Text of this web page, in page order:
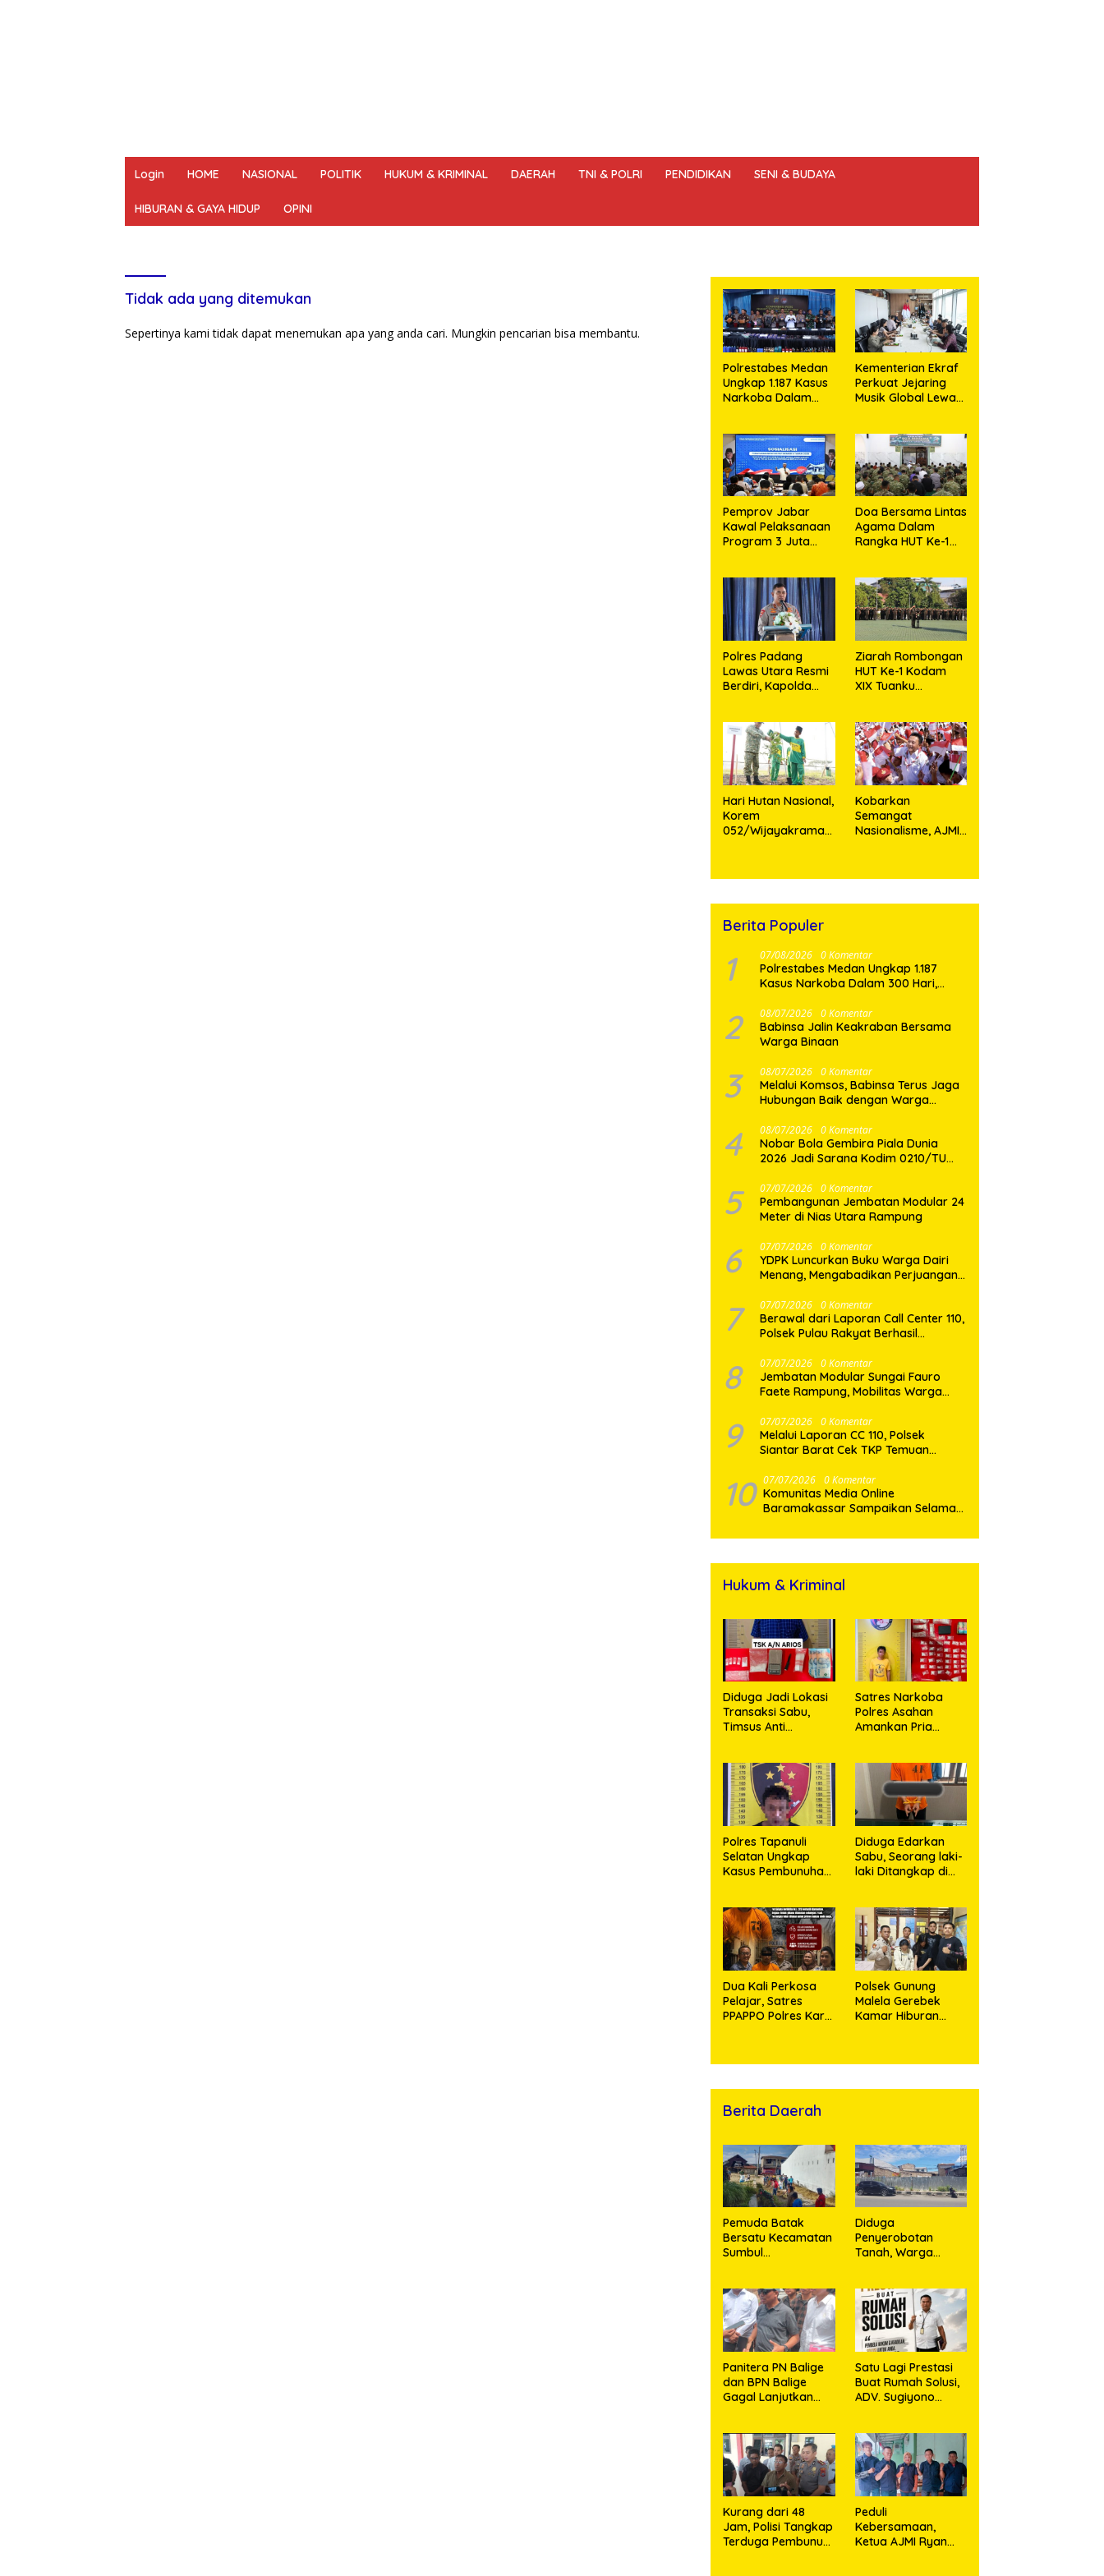
Login HOME NASIONAL POLITIK HUKUM & KRIMINAL DAERAH TNI & POLRI PENDIDIKAN SENI & BUDAYA
HIBURAN & GAYA HIDUP OPINI
Tidak ada yang ditemukan
Sepertinya kami tidak dapat menemukan apa yang anda cari. Mungkin pencarian bisa membantu.
Polrestabes Medan
Ungkap 1.187 Kasus
Narkoba Dalam
Kilogram Barang
Bukti
Kementerian Ekraf
Perkuat Jejaring
Musik Global Lewat
Pemprov Jabar
Kawal Pelaksanaan
Program 3 Juta
Rakyat
Doa Bersama Lintas
Agama Dalam
Rangka HUT Ke-1
Polres Padang
Lawas Utara Resmi
Berdiri, Kapolda
dan Penambahan
Personel
Ziarah Rombongan
HUT Ke-1 Kodam
XIX Tuanku
Pahlawan Jadi
Teladan Prajurit
Hari Hutan Nasional,
Korem
052/Wijayakrama
Kobarkan
Semangat
Nasionalisme, AJMI
Merah Putih
Berita Populer
1 07/08/2026 0 Komentar
Polrestabes Medan Ungkap 1.187
Kasus Narkoba Dalam 300 Hari,
Bukti
2 08/07/2026 0 Komentar
Babinsa Jalin Keakraban Bersama
Warga Binaan
3 08/07/2026 0 Komentar
Melalui Komsos, Babinsa Terus Jaga
Hubungan Baik dengan Warga
4 08/07/2026 0 Komentar
Nobar Bola Gembira Piala Dunia
2026 Jadi Sarana Kodim 0210/TU
Kebersamaan dengan Warga
5 07/07/2026 0 Komentar
Pembangunan Jembatan Modular 24
Meter di Nias Utara Rampung
6 07/07/2026 0 Komentar
YDPK Luncurkan Buku Warga Dairi
Menang, Mengabadikan Perjuangan
Jalur Hukum
7 07/07/2026 0 Komentar
Berawal dari Laporan Call Center 110,
Polsek Pulau Rakyat Berhasil
Penyalahgunaan Narkotika
8 07/07/2026 0 Komentar
Jembatan Modular Sungai Fauro
Faete Rampung, Mobilitas Warga
9 07/07/2026 0 Komentar
Melalui Laporan CC 110, Polsek
Siantar Barat Cek TKP Temuan
10 07/07/2026 0 Komentar
Komunitas Media Online
Baramakassar Sampaikan Selamat
Sulaiman atas Amanah Jabatan
Hukum & Kriminal
Diduga Jadi Lokasi
Transaksi Sabu,
Timsus Anti
Seorang Pria
dengan Barang
Bukti 63,67 Gram
Sabu
Satres Narkoba
Polres Asahan
Amankan Pria
Bukti
Polres Tapanuli
Selatan Ungkap
Kasus Pembunuhan
Anak, Pelaku
Ditangkap
Diduga Edarkan
Sabu, Seorang laki-
laki Ditangkap di
Timbangan Digital
dan Puluhan Plastik
Klip
Dua Kali Perkosa
Pelajar, Satres
PPAPPO Polres Karo
Polsek Gunung
Malela Gerebek
Kamar Hiburan
Diringkus
Berita Daerah
Pemuda Batak
Bersatu Kecamatan
Sumbul
Pembersihan
Massal Sambut HUT
Korem 023/KS dan
HUT Ke-81
Kemerdekaan RI
Diduga
Penyerobotan
Tanah, Warga
Memperjuangkan
Hak Kepemilikan
Panitera PN Balige
dan BPN Balige
Gagal Lanjutkan
Sebut Objek Salah
Lokasi
Satu Lagi Prestasi
Buat Rumah Solusi,
ADV. Sugiyono
Kurang dari 48
Jam, Polisi Tangkap
Terduga Pembunuh
Peduli
Kebersamaan,
Ketua AJMI Ryan